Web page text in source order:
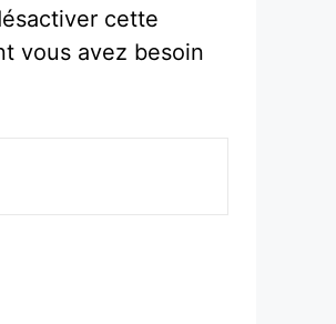
cette
vous avez besoin